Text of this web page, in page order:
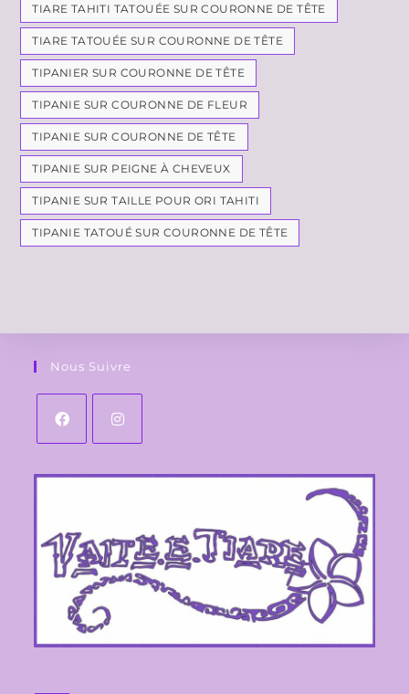
TIARE TAHITI TATOUÉE SUR COURONNE DE TÊTE
TIARE TATOUÉE SUR COURONNE DE TÊTE
TIPANIER SUR COURONNE DE TÊTE
TIPANIE SUR COURONNE DE FLEUR
TIPANIE SUR COURONNE DE TÊTE
TIPANIE SUR PEIGNE À CHEVEUX
TIPANIE SUR TAILLE POUR ORI TAHITI
TIPANIE TATOUÉ SUR COURONNE DE TÊTE
Nous Suivre